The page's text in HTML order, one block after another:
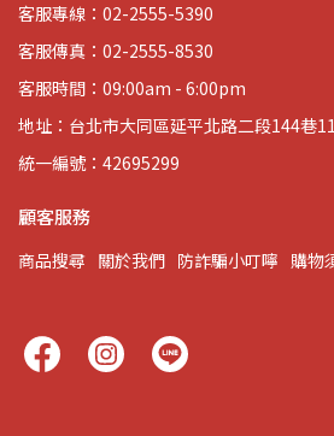
客服專線：02-2555-5390
客服傳真：02-2555-8530
客服時間：09:00am - 6:00pm
地址：台北市大同區延平北路二段144巷
統一編號：42695299
顧客服務
商品搜尋 關於我們 防詐騙小叮嚀 購物